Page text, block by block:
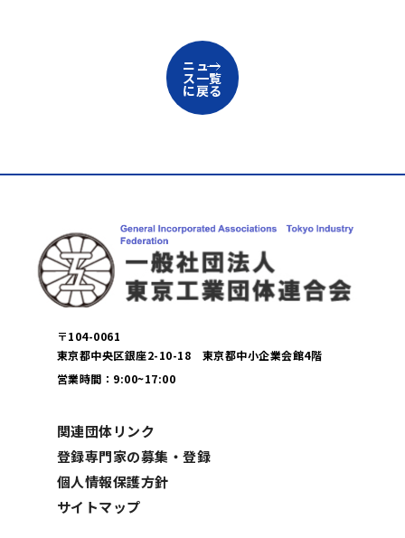
ニュー
ス一覧
に戻る
〒104-0061
東京都中央区銀座2-10-18 東京都中小企業会館4階
営業時間：9:00~17:00
関連団体リンク
登録専門家の募集・登録
個人情報保護方針
サイトマップ